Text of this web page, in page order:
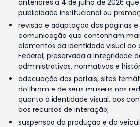
anteriores a 4 de julho de 2026
publicidade institucional ou
revisão e adaptação das páginas
comunicação que contenham
elementos da identidade visual do
Federal, preservada a integridade
administrativos, normativos e
adequação dos portais, sites
do Ibram e de seus museus nas
quanto à identidade visual, aos
aos recursos de interação;
suspensão da produção e da